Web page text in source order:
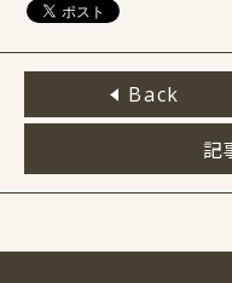
Back
記